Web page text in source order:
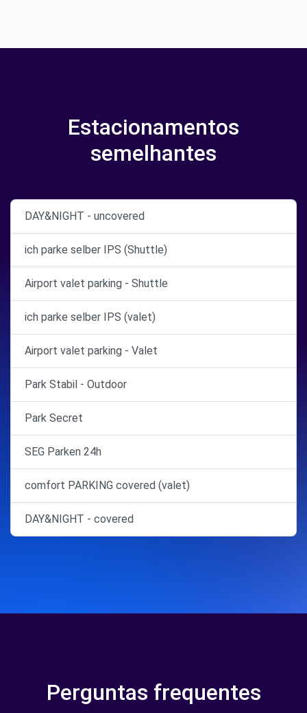
Estacionamentos
semelhantes
DAY&NIGHT - uncovered
ich parke selber IPS (Shuttle)
Airport valet parking - Shuttle
ich parke selber IPS (valet)
Airport valet parking - Valet
Park Stabil - Outdoor
Park Secret
SEG Parken 24h
comfort PARKING covered (valet)
DAY&NIGHT - covered
Perguntas frequentes